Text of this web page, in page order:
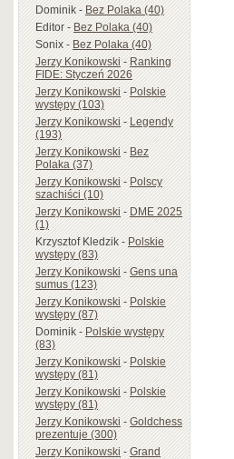
Dominik-Bez Polaka (40)
Editor-Bez Polaka (40)
Sonix-Bez Polaka (40)
Jerzy Konikowski-Ranking
FIDE: Styczeń 2026
Jerzy Konikowski-Polskie
występy (103)
Jerzy Konikowski-Legendy
(193)
Jerzy Konikowski-Bez
Polaka (37)
Jerzy Konikowski-Polscy
szachiści (10)
Jerzy Konikowski-DME 2025
(1)
Krzysztof Kledzik-Polskie
występy (83)
Jerzy Konikowski-Gens una
sumus (123)
Jerzy Konikowski-Polskie
występy (87)
Dominik-Polskie występy
(83)
Jerzy Konikowski-Polskie
występy (81)
Jerzy Konikowski-Polskie
występy (81)
Jerzy Konikowski-Goldchess
prezentuje (300)
Jerzy Konikowski-Grand